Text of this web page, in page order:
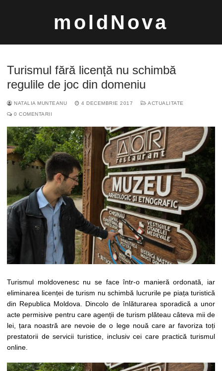
moldNova
Turismul fără licență nu schimbă
regulile de joc din domeniu
NATALIA MUNTEANU 4 DECEMBRIE 2017
ACTUALITATE
0 COMENTARII
Turismul moldovenesc nu se face într-o manieră ordonată, iar
eliminarea licenței de turism nu schimbă lucrurile pe piața turistică
din Republica Moldova. Dincolo de înlăturarea sporadică a unor
acte permisive pentru care agenții de turism plăteau câteva mii de
lei, țara noastră are nevoie de o lege nouă care ar favoriza toți
prestatorii de servicii turistice, inclusiv cei care practică turismul
online.